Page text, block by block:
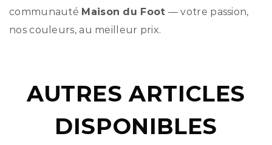
communauté Maison du Foot — votre passion,
nos couleurs, au meilleur prix.
AUTRES ARTICLES
DISPONIBLES